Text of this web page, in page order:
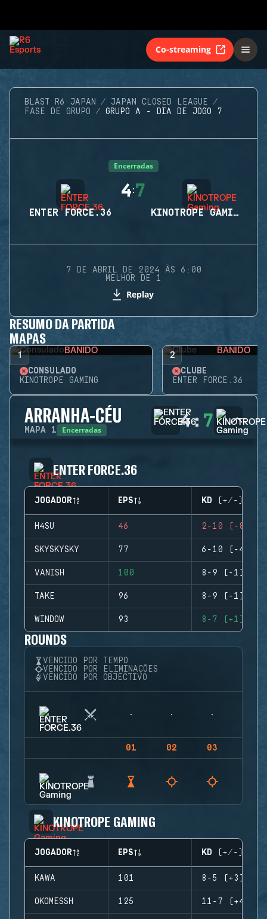
Co-streaming
BLAST R6 JAPAN
JAPAN CLOSED LEAGUE
FASE DE GRUPO
GRUPO A - DIA DE JOGO 7
Encerradas
ENTER FORCE.36
4:7
KINOTROPE GAMING
7 DE ABRIL DE 2024 ÀS 6:00
MELHOR DE 1
Replay
RESUMO DA PARTIDA
MAPAS
1 BANIDO
CONSULADO
KINOTROPE GAMING
2 BANIDO
CLUBE
ENTER FORCE.36
ARRANHA-CÉU
MAPA 1 Encerradas 4: 7
ENTER FORCE.36
JOGADOR EPS KD (+/-)
H4SU 46 2-10 (-8)
SKYSKYSKY 77 6-10 (-4)
VANISH 100 8-9 (-1)
TAKE 96 8-9 (-1)
WINDOW 93 8-7 (+1)
ROUNDS
VENCIDO POR TEMPO
VENCIDO POR ELIMINAÇÕES
VENCIDO POR OBJECTIVO
01 02 03
KINOTROPE GAMING
JOGADOR EPS KD (+/-)
KAWA 101 8-5 (+3)
OKOMESSH 125 11-7 (+4)